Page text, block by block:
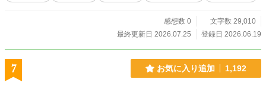
感想数 0
文字数 29,010
最終更新日 2026.07.25
登録日 2026.06.19
7 お気に入り追加 1,192